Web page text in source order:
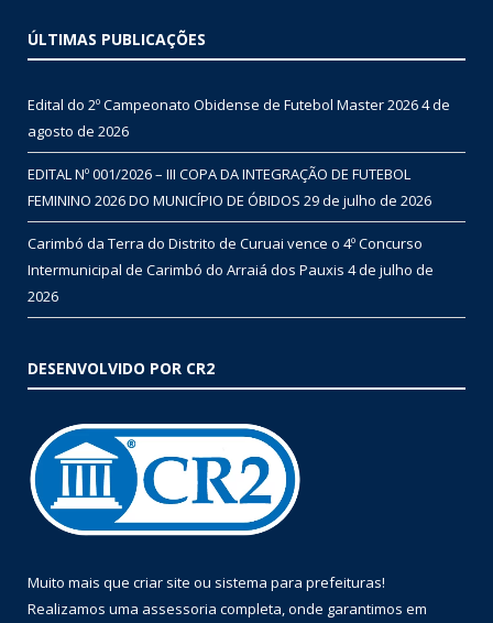
ÚLTIMAS PUBLICAÇÕES
Edital do 2º Campeonato Obidense de Futebol Master 20264 de
agosto de 2026
EDITAL Nº 001/2026 – III COPA DA INTEGRAÇÃO DE FUTEBOL
FEMININO 2026 DO MUNICÍPIO DE ÓBIDOS 29 de julho de 2026
Carimbó da Terra do Distrito de Curuai vence o 4º Concurso
Intermunicipal de Carimbó do Arraiá dos Pauxis 4 de julho de
2026
DESENVOLVIDO POR CR2
Muito mais que criar site ou sistema para prefeituras!
Realizamos uma assessoria completa, onde garantimos em